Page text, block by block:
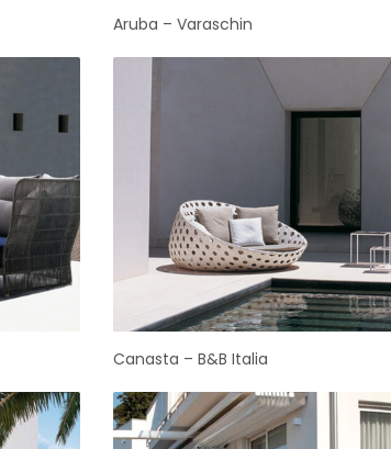
Aruba – Varaschin
Canasta – B&B Italia